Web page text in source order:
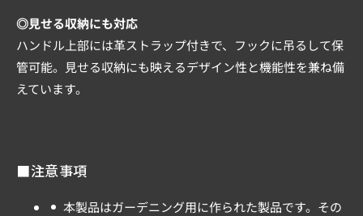
◎見せる収納にも対応
ハンドル上部には革ストラップ付きで、フックに吊るして保
管可能。見せる収納にも映えるデザイン性と機能性を兼ね備
えています。
■注意事項
本製品はガーデニング用に作られた製品です。その